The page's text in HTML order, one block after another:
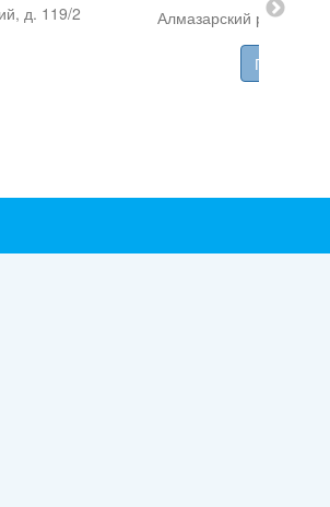
д. 119/2 Алмазарский р-н, ул.
Перейти